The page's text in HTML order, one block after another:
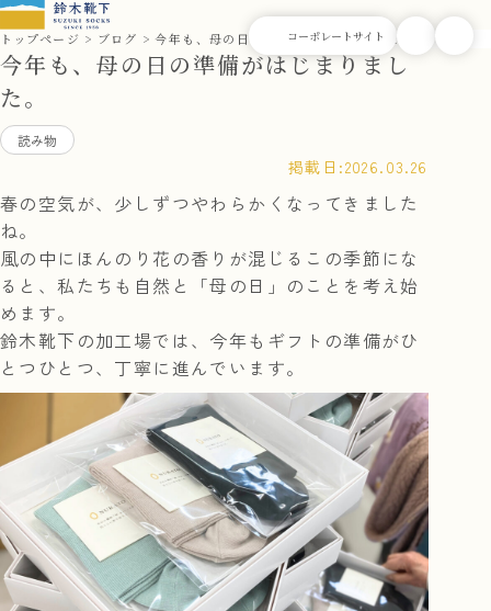
トップページ ブログ 今年も、母の日の準備がはじまりました。
今年も、母の日の準備がはじまりまし
た。
読み物
掲載日:2026.03.26
春の空気が、少しずつやわらかくなってきました
ね。
風の中にほんのり花の香りが混じるこの季節にな
ると、私たちも自然と「母の日」のことを考え始
めます。
鈴木靴下の加工場では、今年もギフトの準備がひ
とつひとつ、丁寧に進んでいます。